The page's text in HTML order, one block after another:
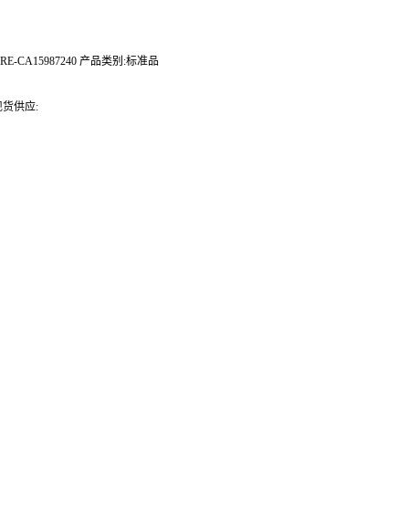
CA15987240 产品类别:标准品
货供应: